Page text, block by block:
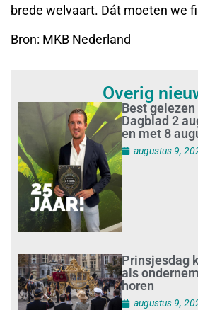
brede welvaart. Dát moeten we
Bron: MKB Nederland
Overig
Best
Dagblad 2
en met 8
augustus 9,
Prinsjesdag
als
horen
augustus 9,